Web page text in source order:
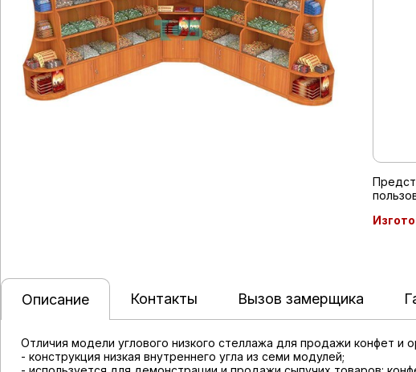
Описание Контакты Вызов замерщика
Отличия модели углового низкого стеллажа для продажи конфет и
- конструкция низкая внутреннего угла из семи модулей;